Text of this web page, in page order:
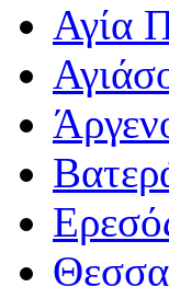
Αγία